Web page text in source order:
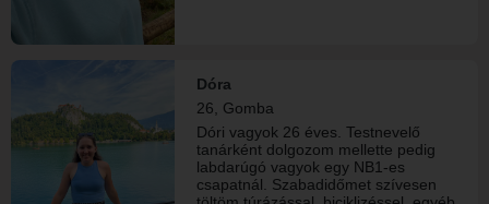
Dóra
26, Gomba
Dóri vagyok 26 éves. Testnevelő
tanárként dolgozom mellette pedig
labdarúgó vagyok egy NB1-es
csapatnál. Szabadidőmet szívesen